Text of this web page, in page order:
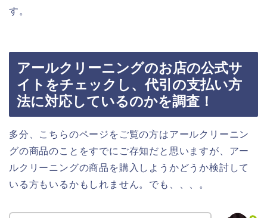
す。
アールクリーニングのお店の公式サ
イトをチェックし、代引の支払い方
法に対応しているのかを調査！
多分、こちらのページをご覧の方はアールクリーニン
グの商品のことをすでにご存知だと思いますが、アー
ルクリーニングの商品を購入しようかどうか検討して
いる方もいるかもしれません。でも、、、。